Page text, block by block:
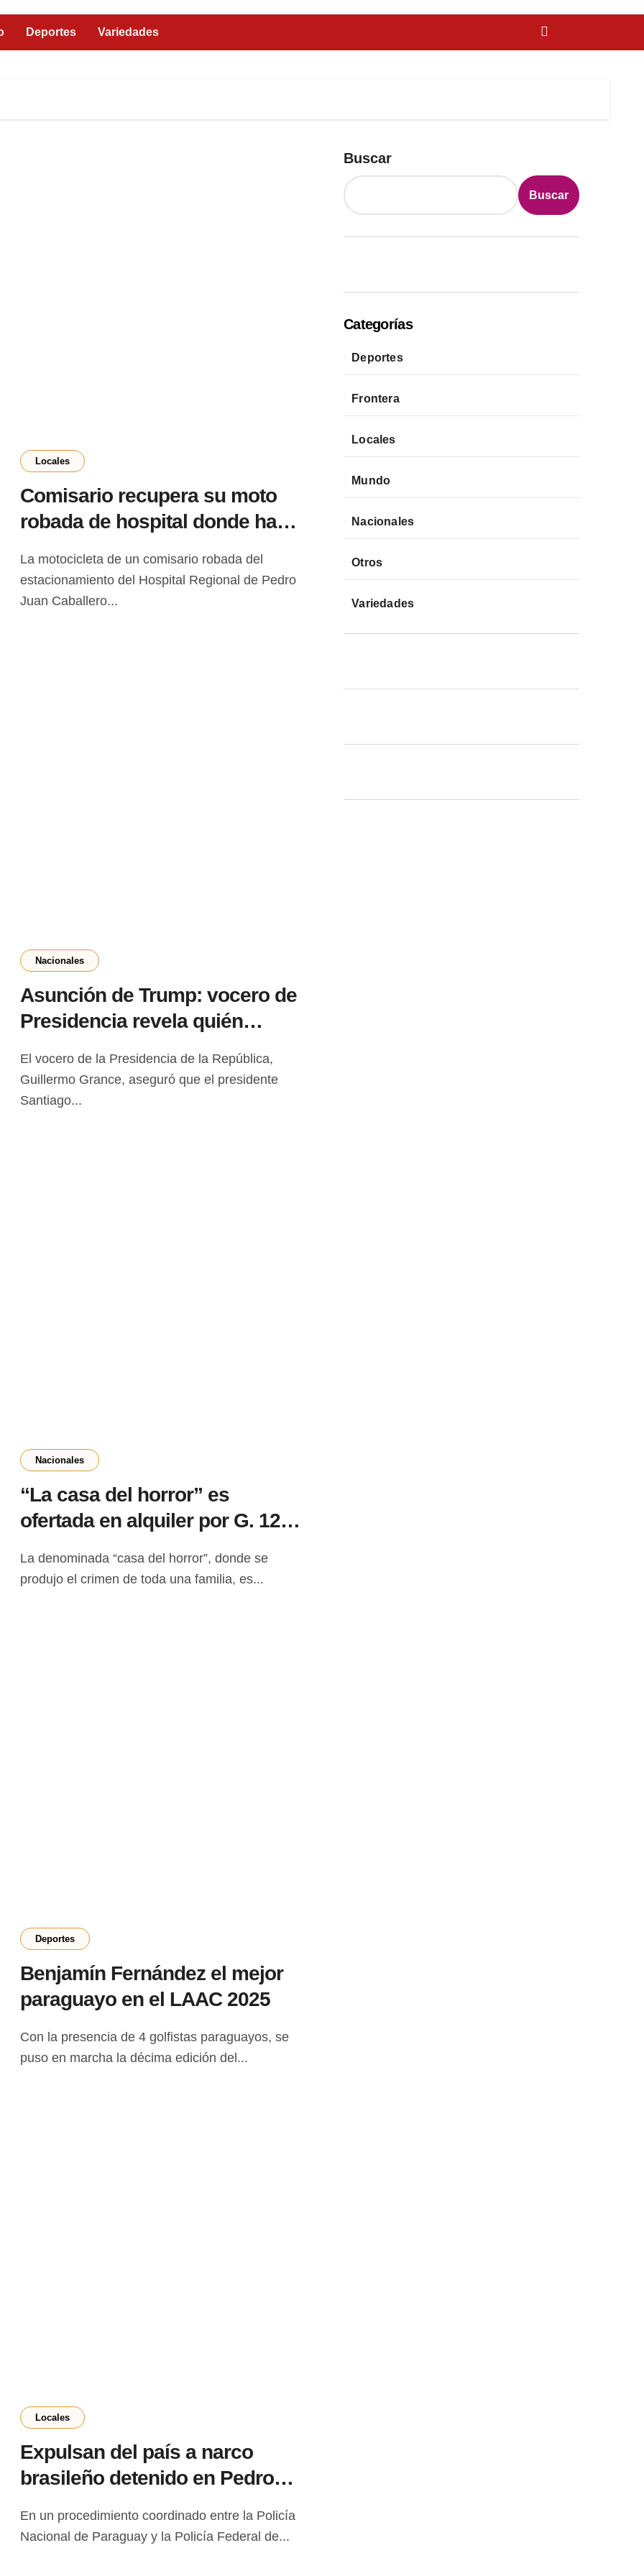
Deportes Variedades
Locales
Comisario recupera su moto
robada de hospital donde hace
Medicina
La motocicleta de un comisario robada del
estacionamiento del Hospital Regional de Pedro
Juan Caballero...
Nacionales
Asunción de Trump: vocero de
Presidencia revela quién
Santi Peña
El vocero de la Presidencia de la República,
Guillermo Grance, aseguró que el presidente
Santiago...
Nacionales
“La casa del horror” es
ofertada en alquiler por G. 12
La denominada “casa del horror”, donde se
produjo el crimen de toda una familia, es...
Deportes
Benjamín Fernández el mejor
paraguayo en el LAAC 2025
Con la presencia de 4 golfistas paraguayos, se
puso en marcha la décima edición del...
Locales
Expulsan del país a narco
brasileño detenido en Pedro
En un procedimiento coordinado entre la Policía
Nacional de Paraguay y la Policía Federal de...
Buscar
Buscar
Categorías
Deportes
Frontera
Locales
Mundo
Nacionales
Otros
Variedades